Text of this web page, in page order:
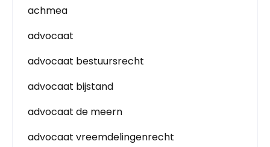
achmea
advocaat
advocaat bestuursrecht
advocaat bijstand
advocaat de meern
advocaat vreemdelingenrecht